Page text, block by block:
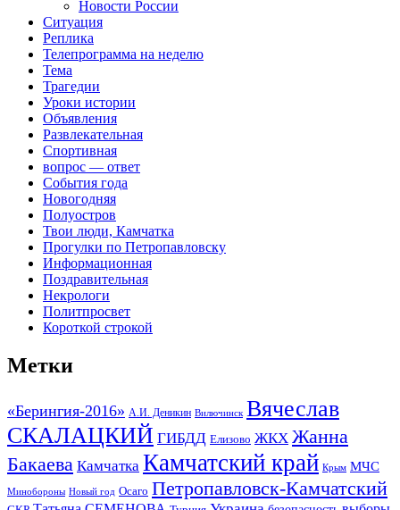
Новости России
Ситуация
Реплика
Телепрограмма на неделю
Тема
Трагедии
Уроки истории
Объявления
Развлекательная
Спортивная
вопрос — ответ
События года
Новогодняя
Полуостров
Твои люди, Камчатка
Прогулки по Петропавловску
Информационная
Поздравительная
Некрологи
Политпросвет
Короткой строкой
Метки
«Берингия-2016» А.И. Деникин Вилючинск Вячеслав
СКАЛАЦКИЙ ГИБДД Елизово ЖКХ Жанна
Бакаева Камчатка Камчатский край Крым МЧС
Минобороны Новый год Осаго Петропавловск-Камчатский